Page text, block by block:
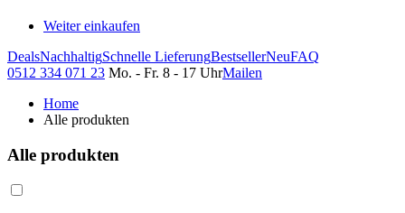
Weiter einkaufen
DealsNachhaltigSchnelle LieferungBestsellerNeuFAQ
0512 334 071 23 Mo. - Fr. 8 - 17 UhrMailen
Home
Alle produkten
Alle produkten